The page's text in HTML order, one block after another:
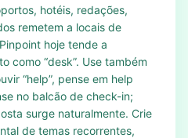
hotéis, redações,
remetem a locais de
hoje tende a
como “desk”. Use também
“help”, pense em help
no balcão de check-in;
surge naturalmente. Crie
de temas recorrentes,